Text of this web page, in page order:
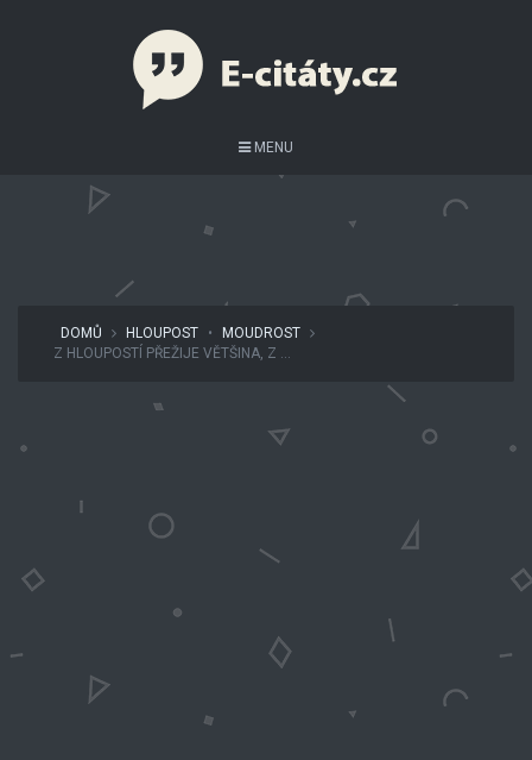
MENU
DOMŮ HLOUPOST •
MOUDROST
Z HLOUPOSTÍ PŘEŽIJE VĚTŠINA, Z ...